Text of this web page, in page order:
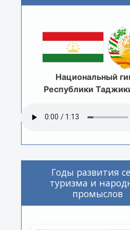
Национальный
Республики
Годы развития
туризма и
промыслов